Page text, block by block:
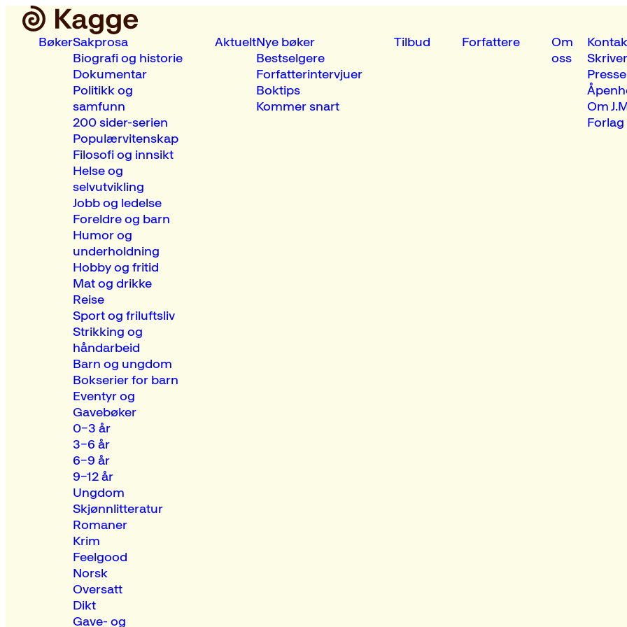
BøkerSakprosa
Biografi og historie
Dokumentar
Politikk og
samfunn
200 sider-serien
Populærvitenskap
Filosofi og innsikt
Helse og
selvutvikling
Jobb og ledelse
Foreldre og barn
Humor og
underholdning
Hobby og fritid
Mat og drikke
Reise
Sport og friluftsliv
Strikking og
håndarbeid
Barn og ungdom
Bokserier for barn
Eventyr og
Gavebøker
0–3 år
3–6 år
6–9 år
9–12 år
Ungdom
Skjønnlitteratur
Romaner
Krim
Feelgood
Norsk
Oversatt
Dikt
Gave- og
AktueltNye bøker
Bestselgere
Forfatterintervjuer
Boktips
Kommer snart
Tilbud Forfattere
Om
oss
Presse
Om
Forlag